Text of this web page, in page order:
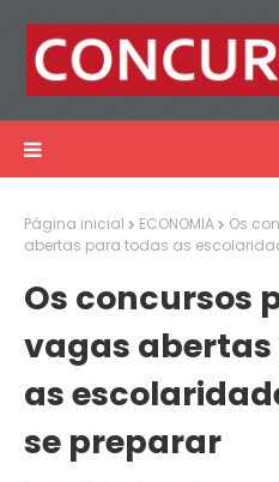
Página inicial ECONOMIA
Os
abertas para todas as
Os concursos
vagas
as
se preparar